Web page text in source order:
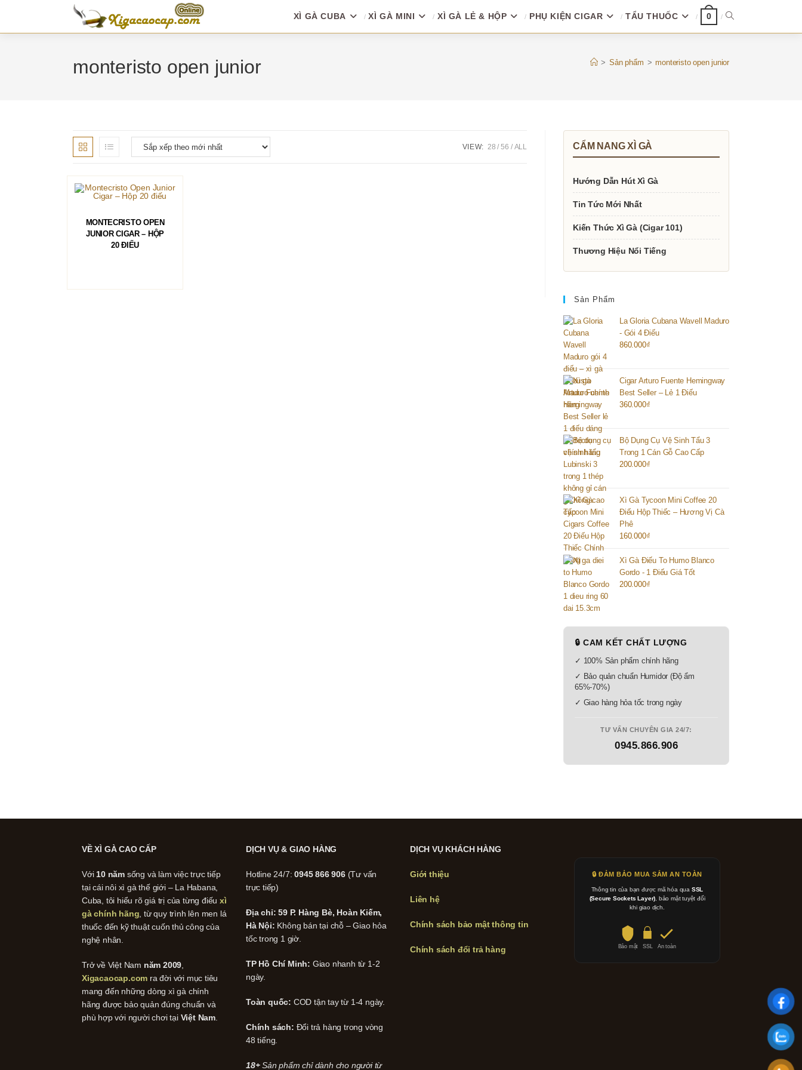
content
XÌ GÀ CUBA XÌ GÀ MINI XÌ GÀ LẺ & HỘP PHỤ KIỆN CIGAR TẨU THUỐC 0 TOGGLE
monteristo open junior > Sản phẩm > monteristo open junior
VIEW: 28 56 ALL
MONTECRISTO OPEN
JUNIOR CIGAR – HỘP
20 ĐIẾU
CẨM NANG XÌ GÀ
Hướng Dẫn Hút Xì Gà
Tin Tức Mới Nhất
Kiến Thức Xì Gà (Cigar 101)
Thương Hiệu Nổi Tiếng
Sản Phẩm
La Gloria Cubana Wavell Maduro
- Gói 4 Điếu
860.000₫
Cigar Arturo Fuente Hemingway
Best Seller – Lẻ 1 Điếu
360.000₫
Bộ Dụng Cụ Vệ Sinh Tẩu 3
Trong 1 Cán Gỗ Cao Cấp
200.000₫
Xì Gà Tycoon Mini Coffee 20
Điếu Hộp Thiếc – Hương Vị Cà
Phê
160.000₫
Xì Gà Điếu To Humo Blanco
Gordo - 1 Điếu Giá Tốt
200.000₫
🔒 CAM KẾT CHẤT LƯỢNG
✓ 100% Sản phẩm chính hãng
✓ Bảo quản chuẩn Humidor (Độ ẩm
65%-70%)
✓ Giao hàng hỏa tốc trong ngày
TƯ VẤN CHUYÊN GIA 24/7:
0945.866.906
VỀ XÌ GÀ CAO CẤP
Với 10 năm sống và làm việc trực tiếp
tại cái nôi xì gà thế giới – La Habana,
Cuba, tôi hiểu rõ giá trị của từng điếuxì
gà chính hãng , từ quy trình lên men lá
thuốc đến kỹ thuật cuốn thủ công của
nghệ nhân.
Trở về Việt Nam năm 2009
Xigacaocap.com ra đời với mục tiêu
mang đến những dòng xì gà chính
hãng được bảo quản đúng chuẩn và
phù hợp với người chơi tại Việt Nam
DỊCH VỤ & GIAO HÀNG
Hotline 24/7:0945 866 906(Tư vấn
trực tiếp)
Địa chỉ: 59 P. Hàng Bè, Hoàn Kiếm,
Hà Nội: Không bán tại chỗ – Giao hỏa
tốc trong 1 giờ.
TP Hồ Chí Minh: Giao nhanh từ 1-2
ngày.
Toàn quốc: COD tận tay từ 1-4 ngày.
Chính sách: Đổi trả hàng trong vòng
48 tiếng.
18+Sản phẩm chỉ dành cho người từ
DỊCH VỤ KHÁCH HÀNG
Giới thiệu
Liên hệ
Chính sách bảo mật thông tin
Chính sách đổi trả hàng
🔒 ĐẢM BẢO MUA SẮM AN TOÀN
Thông tin của bạn được mã hóa qua SSL
(Secure Sockets Layer) , bảo mật tuyệt đối
khi giao dịch.
Bảo mật SSL An toàn